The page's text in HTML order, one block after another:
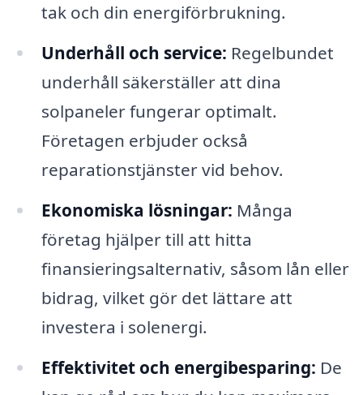
tak och din energiförbrukning.
Underhåll och service: Regelbundet
underhåll säkerställer att dina
solpaneler fungerar optimalt.
Företagen erbjuder också
reparationstjänster vid behov.
Ekonomiska lösningar: Många
företag hjälper till att hitta
finansieringsalternativ, såsom lån eller
bidrag, vilket gör det lättare att
investera i solenergi.
Effektivitet och energibesparing: De